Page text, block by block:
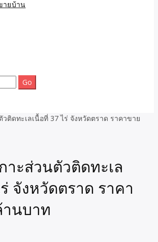
ายบ้าน
าะส่วนตัวติดทะเล
จังหวัดตราด ราคา
านบาท